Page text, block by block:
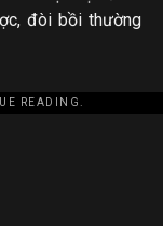
đòi bồi thường
READING.